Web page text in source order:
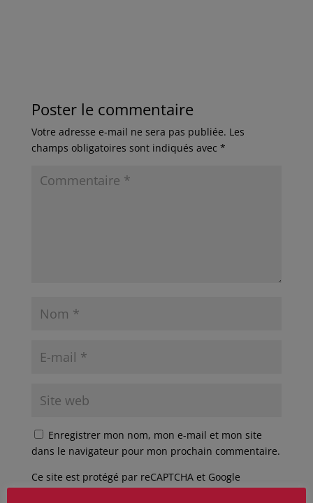
Poster le commentaire
Votre adresse e-mail ne sera pas publiée. Les
champs obligatoires sont indiqués avec *
Enregistrer mon nom, mon e-mail et mon site
dans le navigateur pour mon prochain commentaire.
Ce site est protégé par reCAPTCHA et Google